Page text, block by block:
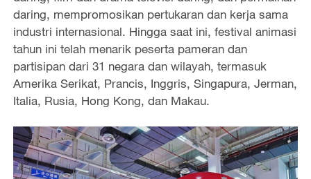
daring, mempromosikan pertukaran dan kerja sama
industri internasional. Hingga saat ini, festival animasi
tahun ini telah menarik peserta pameran dan
partisipan dari 31 negara dan wilayah, termasuk
Amerika Serikat, Prancis, Inggris, Singapura, Jerman,
Italia, Rusia, Hong Kong, dan Makau.